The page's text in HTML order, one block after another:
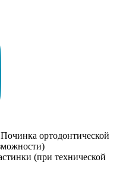
Починка ортодонтической